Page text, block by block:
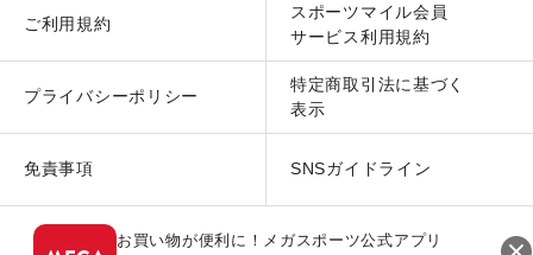
ご利用規約
スポーツマイル会員
サービス利用規約
プライバシーポリシー
特定商取引法に基づく
表示
免責事項 SNSガイドライン
お買い物が便利に！メガスポーツ公式アプリ